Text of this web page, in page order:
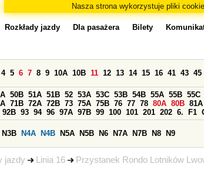
Nasza strona wykorzystuje pliki
jazdy Linia 16 Przystanek Rondo Lotników
Rozkłady jazdy Dla pasażera Bilety
4 5 6 7 8 9 10A 10B 11 12 13 14 15 16 41 43 45
50B 51A 51B 52 53A 53C 53B 54B 55A 55B 55C
71B 72A 72B 73 75A 75B 76 77 78 80A 80B 81A
92B 93 94 96 97A 97B 99 100 101 201 202 6. F1
N3B N4A N4B N5A N5B N6 N7A N7B N8 N9